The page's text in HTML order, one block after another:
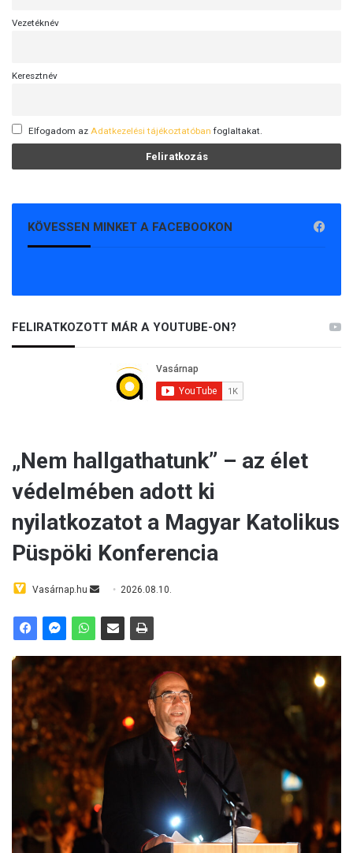
Vezetéknév
Keresztnév
Elfogadom az Adatkezelési tájékoztatóban foglaltakat.
KÖVESSEN MINKET A FACEBOOKON
FELIRATKOZOTT MÁR A YOUTUBE-ON?